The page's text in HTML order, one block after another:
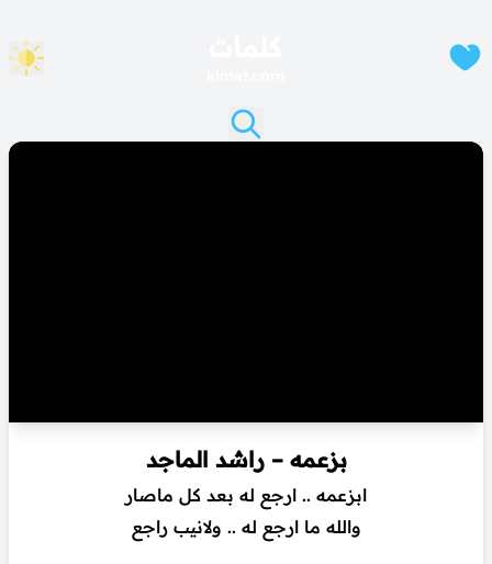
بزعمه – راشد الماجد
ابزعمه .. ارجع له بعد كل ماصار
والله ما ارجع له .. ولانيب راجع